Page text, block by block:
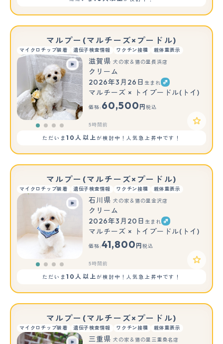
マルプー(マルチーズ×プードル)
マイクロチップ装着 遺伝子検査情報 ワクチン接種 親体重表示
滋賀県 犬の家＆猫の里長浜店
クリーム
2026年3月26日 生まれ
マルチーズ × トイプードル(トイ)
価格: 60,500 円 税込
5時間前
ただいま10人以上が検討中！人気急上昇中です！
マルプー(マルチーズ×プードル)
マイクロチップ装着 遺伝子検査情報 ワクチン接種 親体重表示
石川県 犬の家＆猫の里金沢店
クリーム
2026年3月20日 生まれ
マルチーズ × トイプードル(トイ)
価格:41,800 円 税込
5時間前
ただいま10人以上が検討中！人気急上昇中です！
マルプー(マルチーズ×プードル)
マイクロチップ装着 遺伝子検査情報 ワクチン接種 親体重表示
三重県 犬の家＆猫の里三重桑名店